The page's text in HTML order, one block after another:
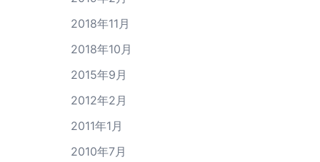
2018年11月
2018年10月
2015年9月
2012年2月
2011年1月
2010年7月